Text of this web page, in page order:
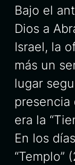
Bajo el
Dios a
Israel, la
más un
lugar
presencia
era la
En los
“Templo”